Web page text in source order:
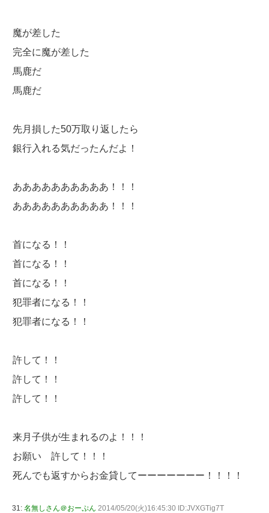
魔が差した
完全に魔が差した
馬鹿だ
馬鹿だ
先月損した50万取り返したら
銀行入れる気だったんだよ！
ああああああああああ！！！
ああああああああああ！！！
首になる！！
首になる！！
首になる！！
犯罪者になる！！
犯罪者になる！！
許して！！
許して！！
許して！！
来月子供が生まれるのよ！！！
お願い 許して！！！
死んでも返すからお金貸してーーーーーーー！！！！
31: 名無しさん＠おーぷん 2014/05/20(火)16:45:30 ID:JVXGTig7T